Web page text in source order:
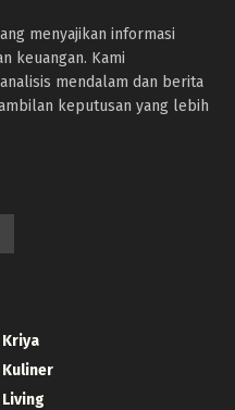
menyajikan informasi
keuangan. Kami
mendalam dan berita
keputusan yang lebih
Kriya
Kuliner
Living